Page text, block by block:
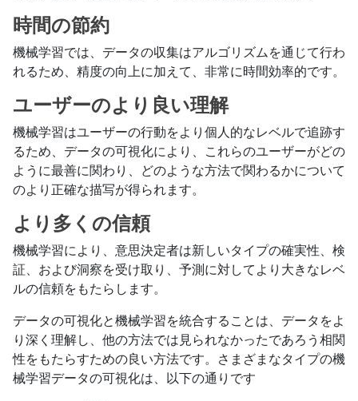
時間の節約
機械学習では、データの収集はアルゴリズムを通じて行わ
れるため、精度の向上に加えて、非常に時間効率的です。
ユーザーのより良い理解
機械学習はユーザーの行動をより個人的なレベルで追跡す
るため、データの可視化により、これらのユーザーがどの
ように最善に関わり、どのような方法で関わるかについて
のより正確な描写が得られます。
より多くの信頼
機械学習により、意思決定者は新しいタイプの確実性、検
証、および洞察を受け取り、予測に対してより大きなレベ
ルの信頼をもたらします。
データの可視化と機械学習を統合することは、データをよ
り深く理解し、他の方法では見られなかったであろう相関
性をもたらすための良い方法です。さまざまなタイプの機
械学習データの可視化は、以下の通りです